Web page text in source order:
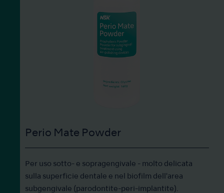
Perio Mate Powder
Per uso sotto- e sopragengivale - molto delicata
sulla superficie dentale e nel biofilm dell'area
subgengivale (parodontite-peri-implantite).